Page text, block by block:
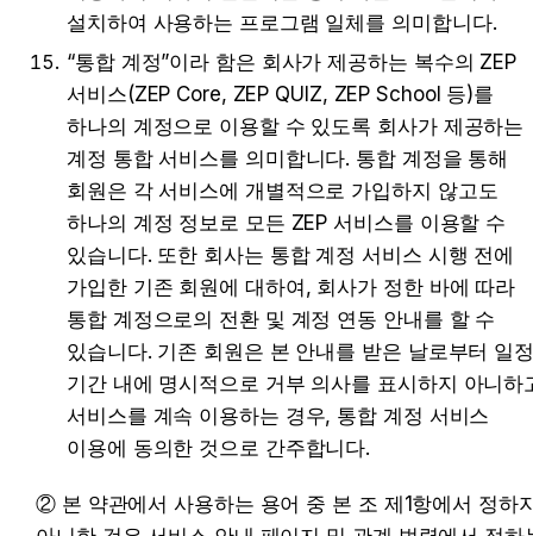
설치하여 사용하는 프로그램 일체를 의미합니다.
“통합 계정”이라 함은 회사가 제공하는 복수의 ZEP
서비스(ZEP Core, ZEP QUIZ, ZEP School 등)를
하나의 계정으로 이용할 수 있도록 회사가 제공하는
계정 통합 서비스를 의미합니다. 통합 계정을 통해
회원은 각 서비스에 개별적으로 가입하지 않고도
하나의 계정 정보로 모든 ZEP 서비스를 이용할 수
있습니다. 또한 회사는 통합 계정 서비스 시행 전에
가입한 기존 회원에 대하여, 회사가 정한 바에 따라
통합 계정으로의 전환 및 계정 연동 안내를 할 수
있습니다. 기존 회원은 본 안내를 받은 날로부터 일
기간 내에 명시적으로 거부 의사를 표시하지 아니하
서비스를 계속 이용하는 경우, 통합 계정 서비스
이용에 동의한 것으로 간주합니다.
② 본 약관에서 사용하는 용어 중 본 조 제1항에서 정하